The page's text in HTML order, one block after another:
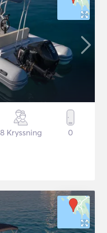
8 Kryssning 0